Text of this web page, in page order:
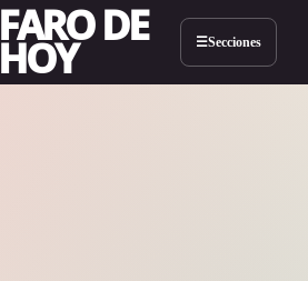
FARO DE
HOY ☰Secciones